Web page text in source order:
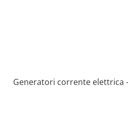
Generatori corrente elettrica